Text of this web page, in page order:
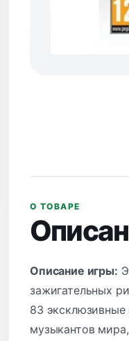
О ТОВАРЕ
Описание игры:
зажигательных
83
музыкантов